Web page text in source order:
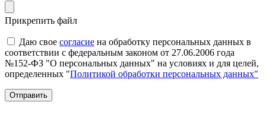
Прикрепить файл
Даю свое согласие на обработку персональных данных в
соответствии с федеральным законом от 27.06.2006 года
№152-ФЗ "О персональных данных" на условиях и для целей,
определенных "Политикой обработки персональных данных"
Отправить